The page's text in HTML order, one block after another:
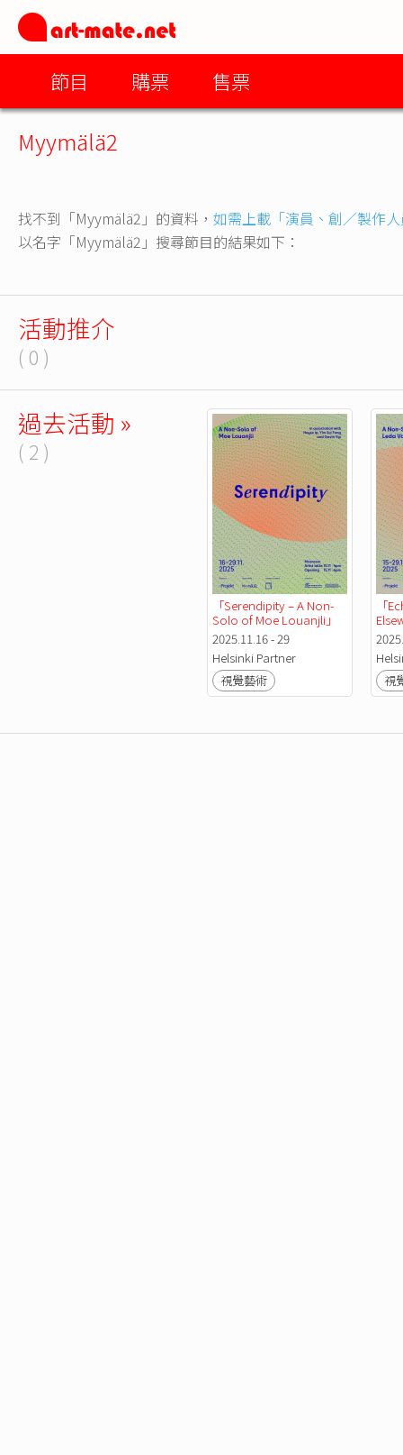
節目 購票 售票
Myymälä2
找不到「Myymälä2」的資料， 如需上載「演員、創／製作
以名字「Myymälä2」搜尋節目的結果如下：
活動推介
( 0 )
過去活動 »
( 2 )
「Serendipity – A Non-
Solo of Moe Louanjli」
展覽
2025.11.16 - 29
Helsinki Partner
視覺藝術
「
of
視